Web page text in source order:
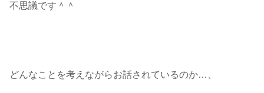
不思議です＾＾
どんなことを考えながらお話されているのか…、